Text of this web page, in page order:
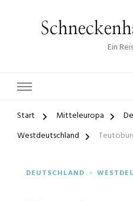
Ein
Start Mitteleuropa
Westdeutschland
DEUTSCHLAND